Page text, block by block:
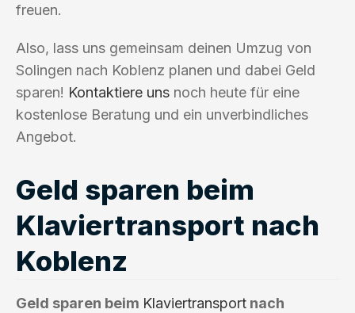
freuen.
Also, lass uns gemeinsam deinen Umzug von
Solingen nach Koblenz planen und dabei Geld
sparen! Kontaktiere uns noch heute für eine
kostenlose Beratung und ein unverbindliches
Angebot.
Geld sparen beim
Klaviertransport nach
Koblenz
Geld sparen beim Klaviertransport nach